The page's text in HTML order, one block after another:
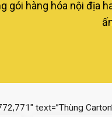
gói hàng hóa nội địa
text=”Thùng